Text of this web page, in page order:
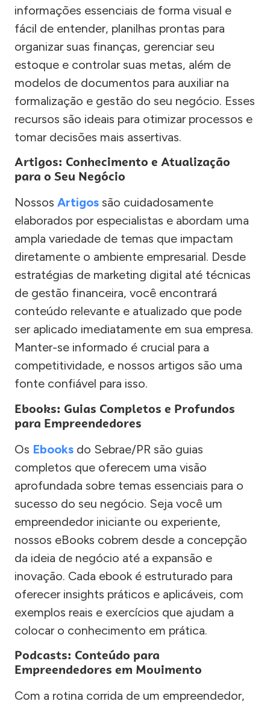
informações essenciais de forma visual e
fácil de entender, planilhas prontas para
organizar suas finanças, gerenciar seu
estoque e controlar suas metas, além de
modelos de documentos para auxiliar na
formalização e gestão do seu negócio. Esses
recursos são ideais para otimizar processos e
tomar decisões mais assertivas.
Artigos: Conhecimento e Atualização
para o Seu Negócio
Nossos Artigos são cuidadosamente
elaborados por especialistas e abordam uma
ampla variedade de temas que impactam
diretamente o ambiente empresarial. Desde
estratégias de marketing digital até técnicas
de gestão financeira, você encontrará
conteúdo relevante e atualizado que pode
ser aplicado imediatamente em sua empresa.
Manter-se informado é crucial para a
competitividade, e nossos artigos são uma
fonte confiável para isso.
Ebooks: Guias Completos e Profundos
para Empreendedores
Os Ebooks do Sebrae/PR são guias
completos que oferecem uma visão
aprofundada sobre temas essenciais para o
sucesso do seu negócio. Seja você um
empreendedor iniciante ou experiente,
nossos eBooks cobrem desde a concepção
da ideia de negócio até a expansão e
inovação. Cada ebook é estruturado para
oferecer insights práticos e aplicáveis, com
exemplos reais e exercícios que ajudam a
colocar o conhecimento em prática.
Podcasts: Conteúdo para
Empreendedores em Movimento
Com a rotina corrida de um empreendedor,